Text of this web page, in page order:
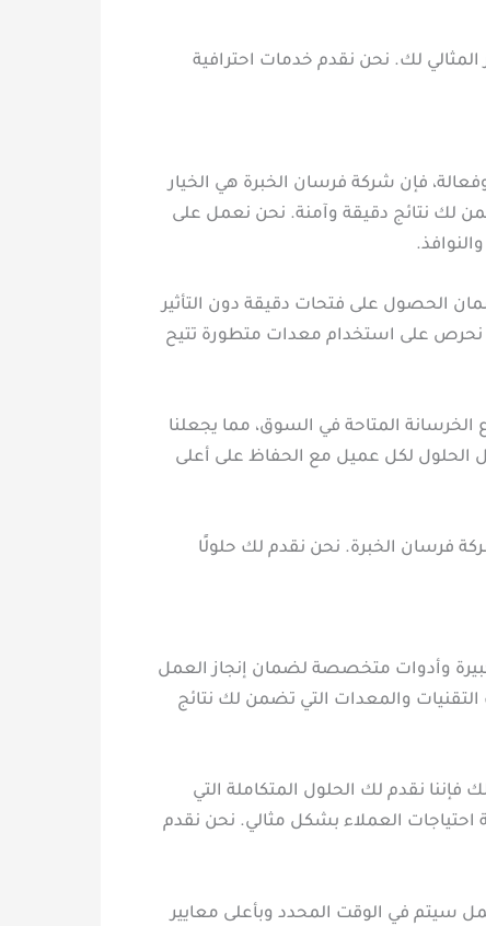
لك. نحن نقدم خدمات احترافية
فإن شركة فرسان الخبرة هي الخيار
لك نتائج دقيقة وآمنة. نحن نعمل على
الحصول على فتحات دقيقة دون التأثير
نحرص على استخدام معدات متطورة تتيح
المتاحة في السوق، مما يجعلنا
الحلول لكل عميل مع الحفاظ على أعلى
فرسان الخبرة. نحن نقدم لك حلولًا
وأدوات متخصصة لضمان إنجاز العمل
والمعدات التي تضمن لك نتائج
نقدم لك الحلول المتكاملة التي
العملاء بشكل مثالي. نحن نقدم
سيتم في الوقت المحدد وبأعلى معايير